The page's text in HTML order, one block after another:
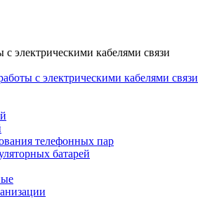
электрическими кабелями связи
с электрическими кабелями связи
телефонных пар
батарей